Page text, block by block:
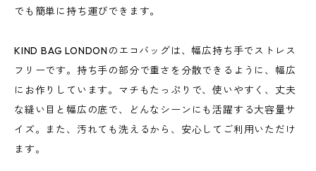
でも簡単に持ち運びできます。
KIND BAG LONDONのエコバッグは、幅広持ち手でストレス
フリーです。持ち手の部分で重さを分散できるように、幅広
にお作りしています。マチもたっぷりで、使いやすく、丈夫
な縫い目と幅広の底で、どんなシーンにも活躍する大容量サ
イズ。また、汚れても洗えるから、安心してご利用いただけ
ます。